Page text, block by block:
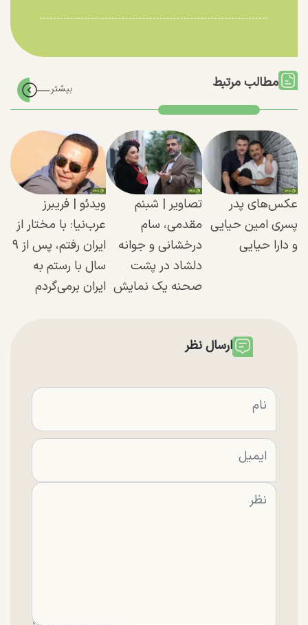
مطالب مرتبط
عکس‌های پدر
پسری امین حیایی
و دارا حیایی
تصاویر | شبنم
مقدمی، سام
درخشانی و جوانه
دلشاد در پشت
صحنه یک نمایش
ویدئو | فریبرز
عرب‌نیا: با مختار از
ایران رفتم، پس از ۹
سال با رستم به
ایران برمی‌گردم
ارسال نظر